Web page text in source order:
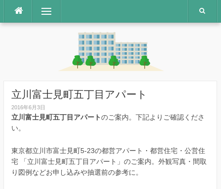
テ
メニュー
立川富士見町五丁目アパート
2016年6月3日
立川富士見町五丁目アパートのご案内。下記よりご確認くださ
い。
東京都立川市富士見町5-23の都営アパート・都営住宅・公営住
宅 「立川富士見町五丁目アパート」のご案内。外観写真・間取
り図例などお申し込みや抽選前の参考に。